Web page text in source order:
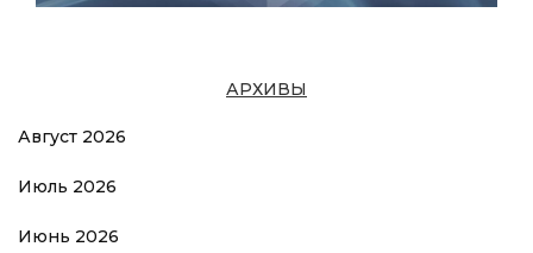
АРХИВЫ
Август 2026
Июль 2026
Июнь 2026